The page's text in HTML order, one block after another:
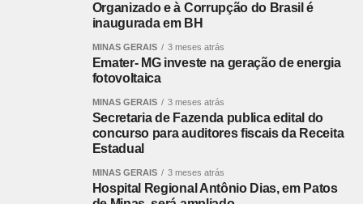
Organizado e à Corrupção do Brasil é
inaugurada em BH
MINAS GERAIS 3 meses atrás
Emater- MG investe na geração de energia
fotovoltaica
MINAS GERAIS 3 meses atrás
Secretaria de Fazenda publica edital do
concurso para auditores fiscais da Receita
Estadual
MINAS GERAIS 3 meses atrás
Hospital Regional Antônio Dias, em Patos